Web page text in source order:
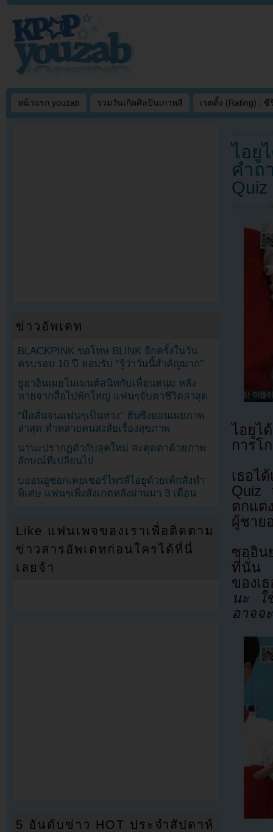
หน้าแรก youzab รวมวันเกิดศิลปินเกาหลี เรตติ้ง (Rating) : ซี
ไอยู
คำถ
Quiz
ไอยูไ
การโ
เธอไ
Quiz
ตกแต่
ผู้ชาย
ซออิน
ที่นั่น
ของเ
นะ ใ
อาจจ
ข่าวอัพเดท
BLACKPINK ขอโทษ BLINK อีกครั้งในวัน
ครบรอบ 10 ปี ยอมรับ “รู้ว่าวันนี้สำคัญมาก”
ยูอาอินเผยโมเมนต์สนิทกับเพื่อนหนุ่ม หลัง
หายจากสื่อไปพักใหญ่ แฟนๆจับตาชีวิตล่าสุด
“มือสั่นจนแฟนๆเป็นห่วง” ฮันซึงยอนเผยภาพ
ล่าสุด ทำหลายคนสงสัยเรื่องสุขภาพ
นานะปรากฏตัวกับลุคใหม่ สะดุดตาด้วยภาพ
ลักษณ์ที่เปลี่ยนไป
บยอนอูซอกเคยเซอร์ไพรส์ไอยูด้วยเค้กสั่งทำ
พิเศษ แฟนๆเพิ่งสังเกตหลังผ่านมา 3 เดือน
Like แฟนเพจของเราเพื่อติดตาม
ข่าวสารอัพเดทก่อนใครได้ที่นี่
เลยจ้า
5 อันดับข่าว HOT ประจำสัปดาห์